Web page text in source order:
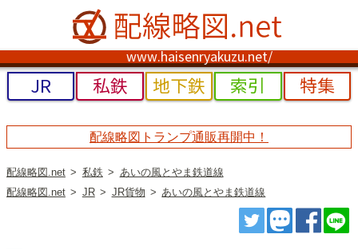
www.haisenryakuzu.net/
JR 私鉄 地下鉄 索引 特集
配線略図トランプ通販再開中！
配線略図.net 私鉄
あいの風とやま鉄道線
配線略図.net
JR JR貨物 あいの風とやま鉄道線
ツイートトゥート
シェ